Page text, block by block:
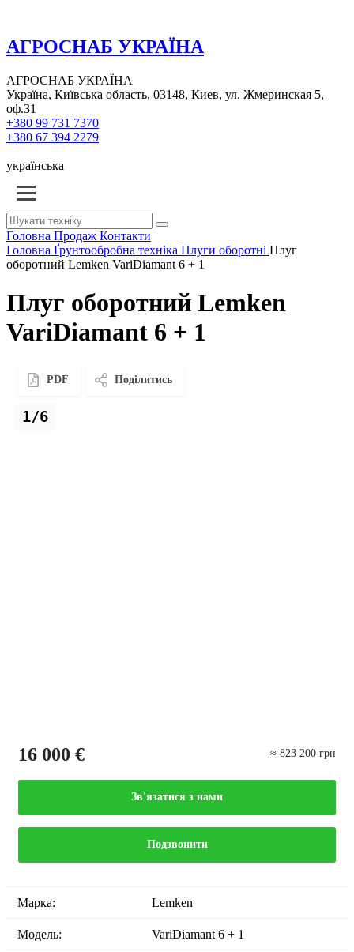
АГРОСНАБ УКРАЇНА
АГРОСНАБ УКРАЇНА
Україна, Київська область, 03148, Киев, ул. Жмеринская 5,
оф.31
+380 99 731 7370
+380 67 394 2279
українська
Головна Продаж Контакти
Головна Ґрунтообробна техніка Плуги оборотні Плуг
оборотний Lemken VariDiamant 6 + 1
Плуг оборотний Lemken
VariDiamant 6 + 1
PDF Поділитись
1/6
16 000 € ≈ 823 200 грн
Зв'язатися з нами
Подзвонити
Марка: Lemken
Модель: VariDiamant 6 + 1